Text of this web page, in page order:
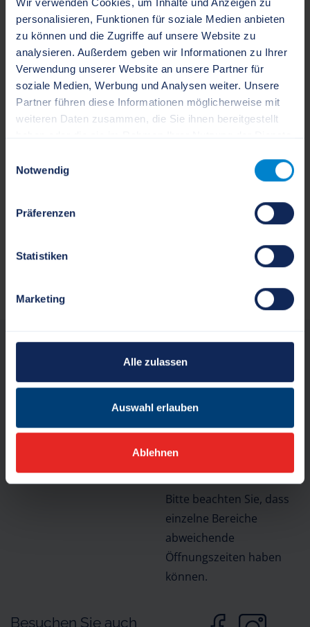
personalisieren, Funktionen für soziale Medien anbieten
zu können und die Zugriffe auf unsere Website zu
analysieren. Außerdem geben wir Informationen zu Ihrer
Verwendung unserer Website an unsere Partner für
soziale Medien, Werbung und Analysen weiter. Unsere
Partner führen diese Informationen möglicherweise mit
weiteren Daten zusammen, die Sie ihnen bereitgestellt
Notwendig
Präferenzen
Statistiken
Marketing
Alle zulassen
Auswahl erlauben
Ablehnen
Die Kulturwerkstatt soll als zentrale kulturelle
Begegnungsstätte dienen. Die Räume können z. B. für
Workshops, Versammlungen, Vorträge, Lesungen,
Mitmachaktionen und vieles mehr gemietet werden.
Zusätzlich steht eine gut ausgestattete Küche mit
Kühlschrank, Herd, Backofen, Mikrowelle und
Kulturwerkstatt
Stadt Schleswig
24837 Schleswig
Öffnungszeiten
Montag bis Freitag:
Donnerstag zusätzlich
von
Bitte beachten Sie, dass
einzelne Bereiche
abweichende
Öffnungszeiten haben
können.
Besuchen Sie auch